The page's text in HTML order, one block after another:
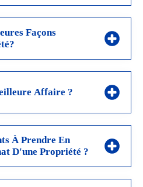
Façons
Affaire ?
À Prendre En
D'une Propriété ?